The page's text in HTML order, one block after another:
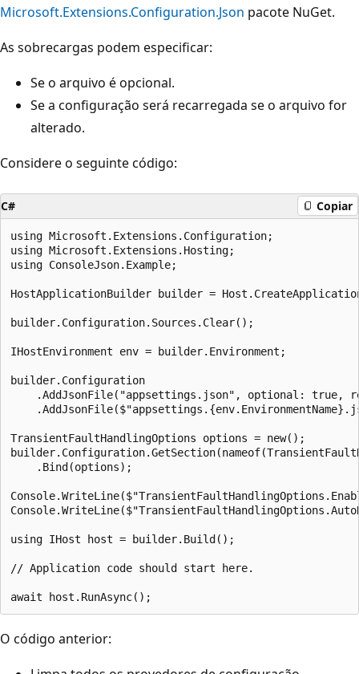
Microsoft.Extensions.Configuration.Json pacote NuGet.
As sobrecargas podem especificar:
Se o arquivo é opcional.
Se a configuração será recarregada se o arquivo for
alterado.
Considere o seguinte código:
C# Copiar
using Microsoft.Extensions.Configuration;
using Microsoft.Extensions.Hosting;
using ConsoleJson.Example;
HostApplicationBuilder builder =
builder.Configuration.Sources.Clear();
IHostEnvironment env = builder.Environment;
builder.Configuration
.AddJsonFile("appsettings.json", optional: true,
TransientFaultHandlingOptions options = new();
    .Bind(options);
using IHost host = builder.Build();
// Application code should start here.
O código anterior: